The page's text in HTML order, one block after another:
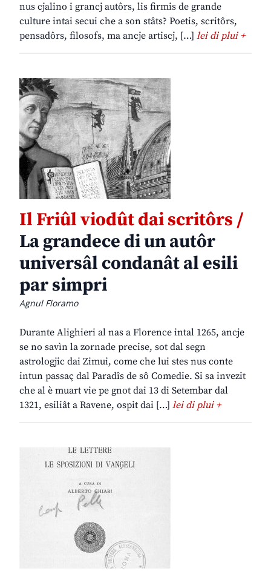
nus cjalino i grancj autôrs, lis firmis de grande
culture intai secui che a son stâts? Poetis, scritôrs,
pensadôrs, filosofs, ma ancje artiscj, […] lei di plui +
Il Friûl viodût dai scritôrs /
La grandece di un autôr
universâl condanât al esili
par simpri
Agnul Floramo
Durante Alighieri al nas a Florence intal 1265, ancje
se no savìn la zornade precise, sot dal segn
astrologjic dai Zimui, come che lui stes nus conte
intun passaç dal Paradîs de sô Comedie. Si sa invezit
che al è muart vie pe gnot dai 13 di Setembar dal
1321, esiliât a Ravene, ospit dai […] lei di plui +